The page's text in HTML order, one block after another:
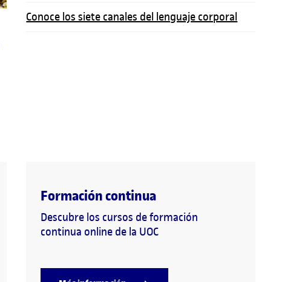
Conoce los siete canales del lenguaje corporal
Formación continua
Descubre los cursos de formación
continua online de la UOC